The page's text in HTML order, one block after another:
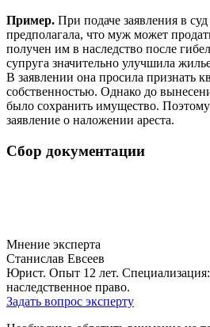
Пример. При подаче заявления в
предполагала, что муж может
получен им в наследство после
супруга значительно улучшила
В заявлении она просила признать
собственностью. Однако до
было сохранить имущество.
заявление о наложении ареста.
Сбор документации
Мнение эксперта
Станислав Евсеев
Юрист. Опыт 12 лет. Специализация:
наследственное право.
Задать вопрос эксперту